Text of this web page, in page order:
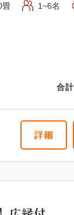
合計
畳 1~6名
詳細